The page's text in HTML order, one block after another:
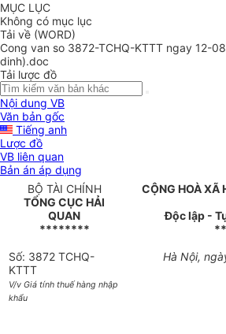
MỤC LỤC
Không có mục lục
Tải về (WORD)
Cong van so 3872-TCHQ-KTTT ngay 12-
dinh).doc
Tải lược đồ
Nội dung VB
Văn bản gốc
Tiếng anh
Lược đồ
VB liên quan
Bản án áp dụng
BỘ TÀI CHÍNH
TỔNG CỤC HẢI
QUAN
********
CỘNG HOÀ XÃ
Độc lập -
Số: 3872 TCHQ-
KTTT
V/v Giá tính thuế hàng nhập
khẩu
Hà Nội,